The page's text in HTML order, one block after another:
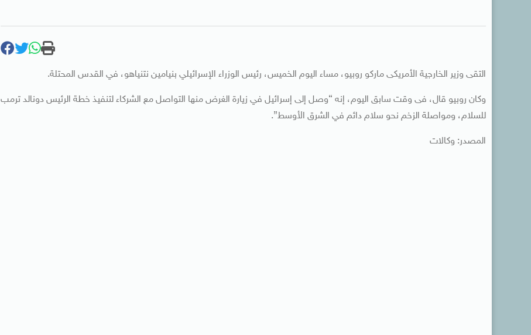
التقى وزير الخارجية الأمريكى ماركو روبيو، مساء اليوم الخميس، رئيس الوزراء الإسرائيلي بنيامين نتنياهو، في القدس المحتلة.
وكان روبيو قال، فى وقت سابق اليوم، إنه “وصل إلى إسرائيل في زيارة الغرض منها التواصل مع الشركاء لتنفيذ خطة الرئيس دونالد ترمب
للسلام، ومواصلة الزخم نحو سلام دائم في الشرق الأوسط”.
المصدر: وكالات